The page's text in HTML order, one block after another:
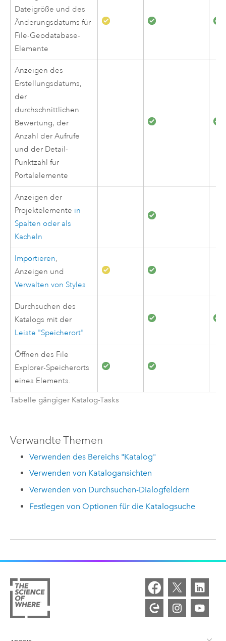
Dateigröße und des
Änderungsdatums für
File-Geodatabase-
Elemente
Anzeigen des
Erstellungsdatums,
der
durchschnittlichen
Bewertung, der
Anzahl der Aufrufe
und der Detail-
Punktzahl für
Portalelemente
Anzeigen der
Projektelemente in
Spalten oder als
Kacheln
Importieren,
Anzeigen und
Verwalten von Styles
Durchsuchen des
Katalogs mit der
Leiste "Speicherort"
Öffnen des File
Explorer-Speicherorts
eines Elements.
Tabelle gängiger Katalog-Tasks
Verwandte Themen
Verwenden des Bereichs "Katalog"
Verwenden von Katalogansichten
Verwenden von Durchsuchen-Dialogfeldern
Festlegen von Optionen für die Katalogsuche